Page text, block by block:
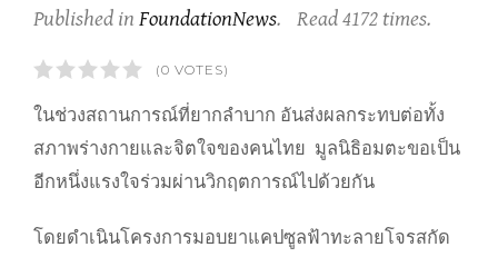
Published in FoundationNews. Read4172 times.
1
2
3
4
5
(0 VOTES)
ในช่วงสถานการณ์ที่ยากลำบาก อันส่งผลกระทบต่อทั้ง
สภาพร่างกายและจิตใจของคนไทย มูลนิธิอมตะขอเป็น
อีกหนึ่งแรงใจร่วมผ่านวิกฤตการณ์ไปด้วยกัน
โดยดำเนินโครงการมอบยาแคปซูลฟ้าทะลายโจรสกัด